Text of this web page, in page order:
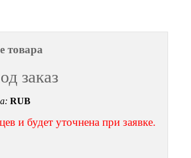
товара
заказ
RUB
и будет уточнена при заявке.